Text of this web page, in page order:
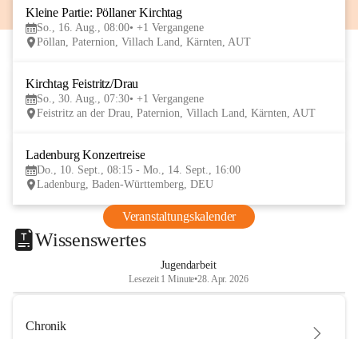
Kleine Partie: Pöllaner Kirchtag
So., 16. Aug., 08:00 +1 Vergangene
Pöllan, Paternion, Villach Land, Kärnten, AUT
Kirchtag Feistritz/Drau
So., 30. Aug., 07:30 +1 Vergangene
Feistritz an der Drau, Paternion, Villach Land, Kärnten, AUT
Ladenburg Konzertreise
Do., 10. Sept., 08:15 - Mo., 14. Sept., 16:00
Ladenburg, Baden-Württemberg, DEU
Veranstaltungskalender
Wissenswertes
Jugendarbeit
Lesezeit 1 Minute•28. Apr. 2026
Chronik